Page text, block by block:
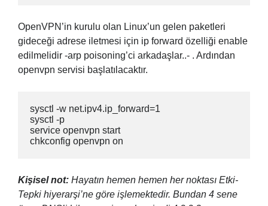
OpenVPN’in kurulu olan Linux’un gelen paketleri
gideceği adrese iletmesi için ip forward özelliği enable
edilmelidir -arp poisoning’ci arkadaşlar..- . Ardından
openvpn servisi başlatılacaktır.
sysctl -w net.ipv4.ip_forward=1
sysctl -p
service openvpn start
chkconfig openvpn on
Kişisel not: Hayatın hemen hemen her noktası Etki-
Tepki hiyerarşi’ne göre işlemektedir. Bundan 4 sene